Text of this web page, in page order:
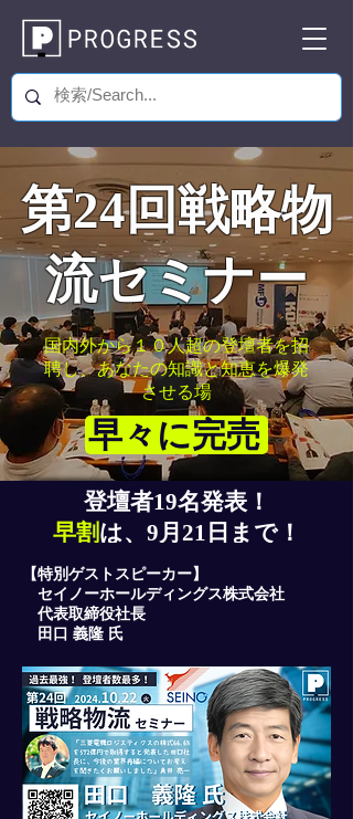
第24回戦略物
流セミナー
国内外から１０人超の登壇者を招
聘し、あなたの知識と知恵を爆発
させる場
早々に完売
「物流話」に無料登録を！
登壇者19名発表！
早割は、9月21日まで！
【特別ゲストスピーカー】
セイノーホールディングス株式会社
代表取締役社長
田口 義隆 氏